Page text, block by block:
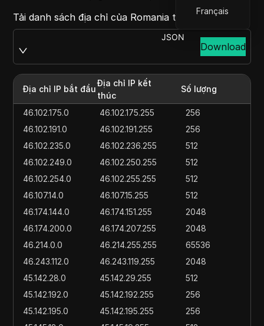
Français
Tải danh sách địa chỉ của Romania tại:
JSON
Download
Địa chỉ IP bắt đầu
Địa chỉ IP kết
thúc
Số lượng
46.102.175.0 46.102.175.255
256
46.102.191.0
46.102.191.255
256
46.102.235.0
46.102.236.255
512
46.102.249.0
46.102.250.255
512
46.102.254.0
46.102.255.255
512
46.107.14.0
46.107.15.255
512
46.174.144.0
46.174.151.255
2048
46.174.200.0
46.174.207.255
2048
46.214.0.0
46.214.255.255
65536
46.243.112.0
46.243.119.255
2048
45.142.28.0
45.142.29.255
512
45.142.192.0
45.142.192.255
256
45.142.195.0
45.142.195.255
256